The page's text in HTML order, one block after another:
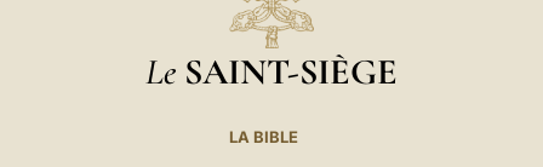
Le SAINT-SIÈGE
LA BIBLE